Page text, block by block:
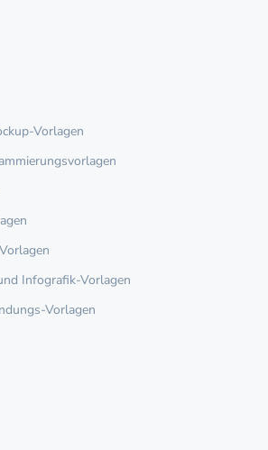
Vorlagen
Infografik-Vorlagen
Vorlagen